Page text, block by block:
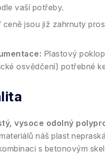
vaší potřeby.
ceně jsou již zahrnuty
Plastový
osvědčení) potřebné
vysoce odolný
náš plast
s betonovým